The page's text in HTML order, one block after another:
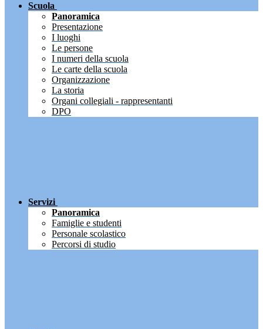
Scuola
Panoramica
Presentazione
I luoghi
Le persone
I numeri della scuola
Le carte della scuola
Organizzazione
La storia
Organi collegiali - rappresentanti
DPO
Servizi
Panoramica
Famiglie e studenti
Personale scolastico
Percorsi di studio